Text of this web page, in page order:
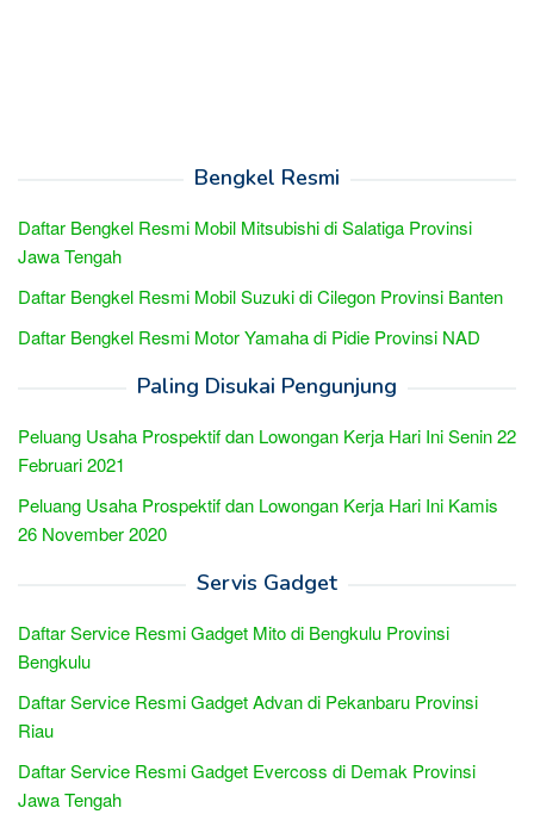
Bengkel Resmi
Daftar Bengkel Resmi Mobil Mitsubishi di Salatiga Provinsi
Jawa Tengah
Daftar Bengkel Resmi Mobil Suzuki di Cilegon Provinsi Banten
Daftar Bengkel Resmi Motor Yamaha di Pidie Provinsi NAD
Paling Disukai Pengunjung
Peluang Usaha Prospektif dan Lowongan Kerja Hari Ini Senin 22
Februari 2021
Peluang Usaha Prospektif dan Lowongan Kerja Hari Ini Kamis
26 November 2020
Servis Gadget
Daftar Service Resmi Gadget Mito di Bengkulu Provinsi
Bengkulu
Daftar Service Resmi Gadget Advan di Pekanbaru Provinsi
Riau
Daftar Service Resmi Gadget Evercoss di Demak Provinsi
Jawa Tengah